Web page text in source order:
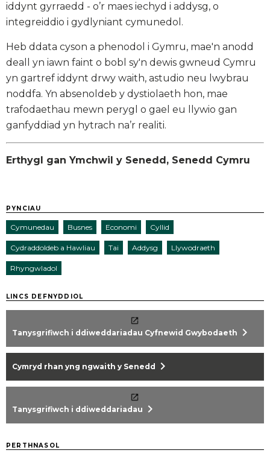
iddynt gyrraedd - o’r maes iechyd i addysg, o
integreiddio i gydlyniant cymunedol.
Heb ddata cyson a phenodol i Gymru, mae'n anodd
deall yn iawn faint o bobl sy'n dewis gwneud Cymru
yn gartref iddynt drwy waith, astudio neu lwybrau
noddfa. Yn absenoldeb y dystiolaeth hon, mae
trafodaethau mewn perygl o gael eu llywio gan
ganfyddiad yn hytrach na’r realiti.
Erthygl gan Ymchwil y Senedd, Senedd Cymru
PYNCIAU
Cymunedau Busnes Economi Cyllid
Cydraddoldeb a Hawliau Tai Addysg Llywodraeth
Rhyngwladol
LINCS DEFNYDDIOL
Tanysgrifiwch i ddiweddariadau Cyfnewid Gwybodaeth chevron_right
Cymryd rhan yng ngwaith y Senedd chevron_right
Tanysgrifiwch i ddiweddariadau chevron_right
PERTHNASOL